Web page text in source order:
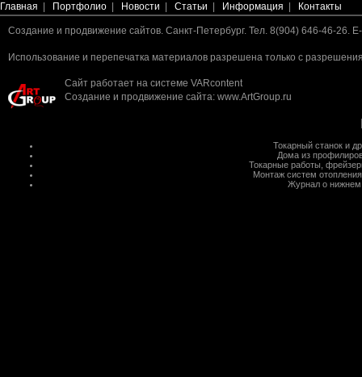
Главная Портфолио Новости Статьи Информация Контакты
Создание и продвижение сайтов. Санкт-Петербург. Тел. 8(904) 646-46-26.
Использование и перепечатка материалов разрешена только с
Сайт работает на системе VARcontent
Создание и продвижение сайта: www.ArtGroup.ru
Токарный станок и
Дома из
Токарные работы
Монтаж систем отопления
Журнал о нижнем